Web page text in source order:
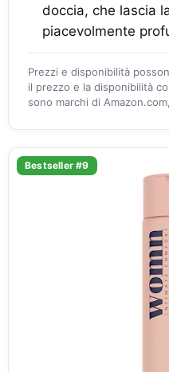
doccia, che lascia
piacevolmente
Prezzi e disponibilità
il prezzo e la disponibilità
sono marchi di
Bestseller #9